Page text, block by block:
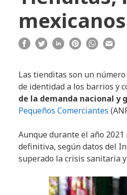
Las tienditas son un
de identidad a los barrios y
de la demanda nacional y
Pequeños Comerciantes
Aunque durante el año
definitiva, según datos del
superado la crisis sanitaria